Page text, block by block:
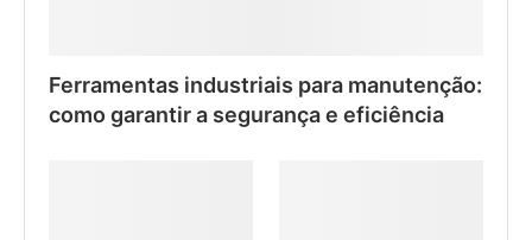
Ferramentas industriais para manutenção:
como garantir a segurança e eficiência